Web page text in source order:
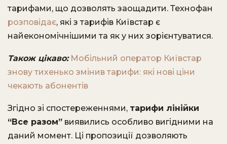
тарифами, що дозволять заощадити. Технофан
розповідає, які з тарифів Київстар є
найекономічнішими та як у них зорієнтуватися.
Також цікаво: Мобільний оператор Київстар
знову тихенько змінив тарифи: які нові ціни
чекають абонентів
Згідно зі спостереженнями, тарифи лінійки
“Все разом” виявились особливо вигідними на
даний момент. Ці пропозиції дозволяють